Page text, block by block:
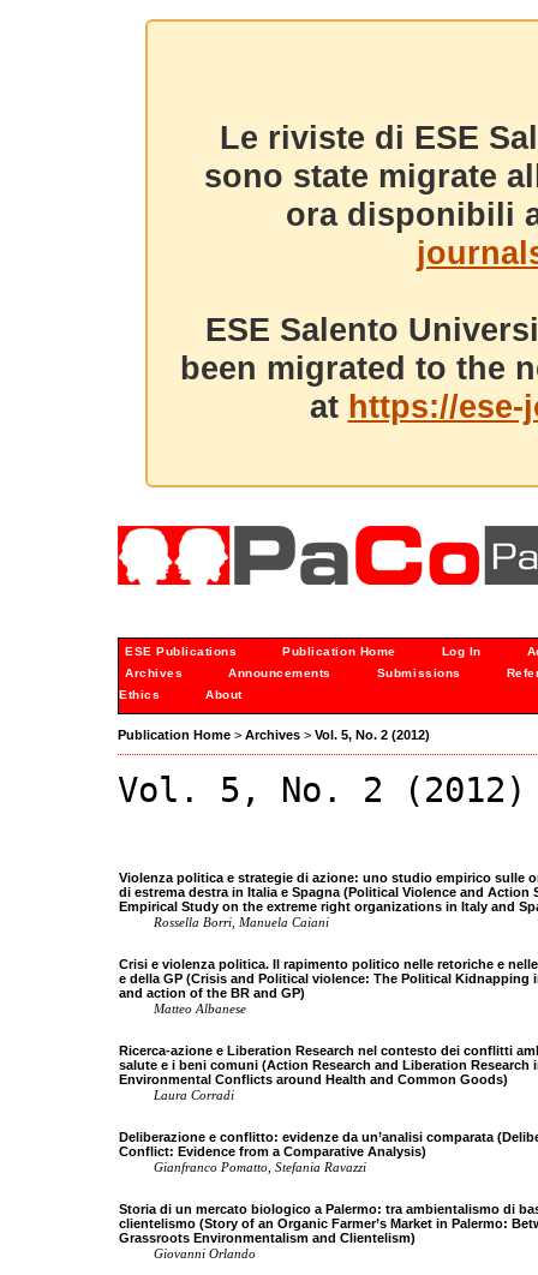
Le riviste di ESE
sono state migrate
ora disponibili
ESE Salento
been migrated to the
at https://
ESE Publications Publication Home Log In
Archives
Announcements Submissions
Ethics
About
Publication Home > Archives > Vol. 5, No. 2 (2012)
Vol. 5, No. 2 (2012)
Violenza politica e strategie di azione: uno studio empirico sulle
di estrema destra in Italia e Spagna (Political Violence and Action
Empirical Study on the extreme right organizations in Italy and
Rossella Borri, Manuela Caiani
Crisi e violenza politica. Il rapimento politico nelle retoriche e
e della GP (Crisis and Political violence: The Political Kidnapping
and action of the BR and GP)
Matteo Albanese
Ricerca-azione e Liberation Research nel contesto dei conflitti
salute e i beni comuni (Action Research and Liberation Research
Environmental Conflicts around Health and Common Goods)
Laura Corradi
Deliberazione e conflitto: evidenze da un’analisi comparata
Conflict: Evidence from a Comparative Analysis)
Gianfranco Pomatto, Stefania Ravazzi
Storia di un mercato biologico a Palermo: tra ambientalismo di
clientelismo (Story of an Organic Farmer’s Market in Palermo:
Grassroots Environmentalism and Clientelism)
Giovanni Orlando